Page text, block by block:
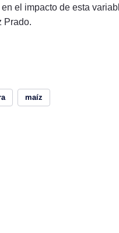
el impacto de esta
Prado.
maíz